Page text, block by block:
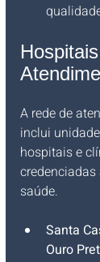
A rede de
inclui
hospitais e
saúde.
Santa
Ouro